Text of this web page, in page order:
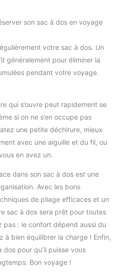
son sac à dos en voyage
votre sac à dos. Un
généralement pour éliminer la
pendant votre voyage.
qui s’ouvre peut rapidement se
si on ne s’en occupe pas
une petite déchirure, mieux
avec une aiguille et du fil, ou
en avez un.
dans son sac à dos est une
Avec les bons
de pliage efficaces et un
sac à dos sera prêt pour toutes
pas : le confort dépend aussi du
à bien équilibrer la charge ! Enfin,
pour qu’il puisse vous
Bon voyage !